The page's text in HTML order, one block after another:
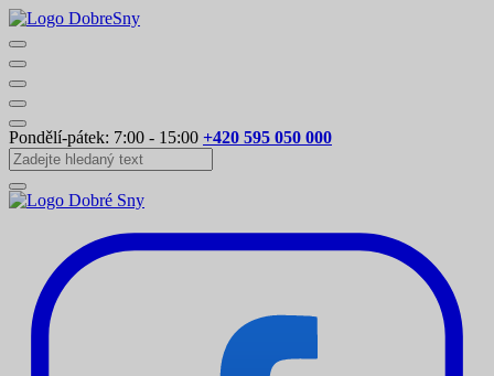
Pondělí-pátek: 7:00 - 15:00 +420 595 050 000